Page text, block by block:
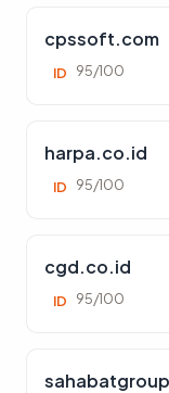
cpssoft.com
ID 95/100
harpa.co.id
ID 95/100
cgd.co.id
ID 95/100